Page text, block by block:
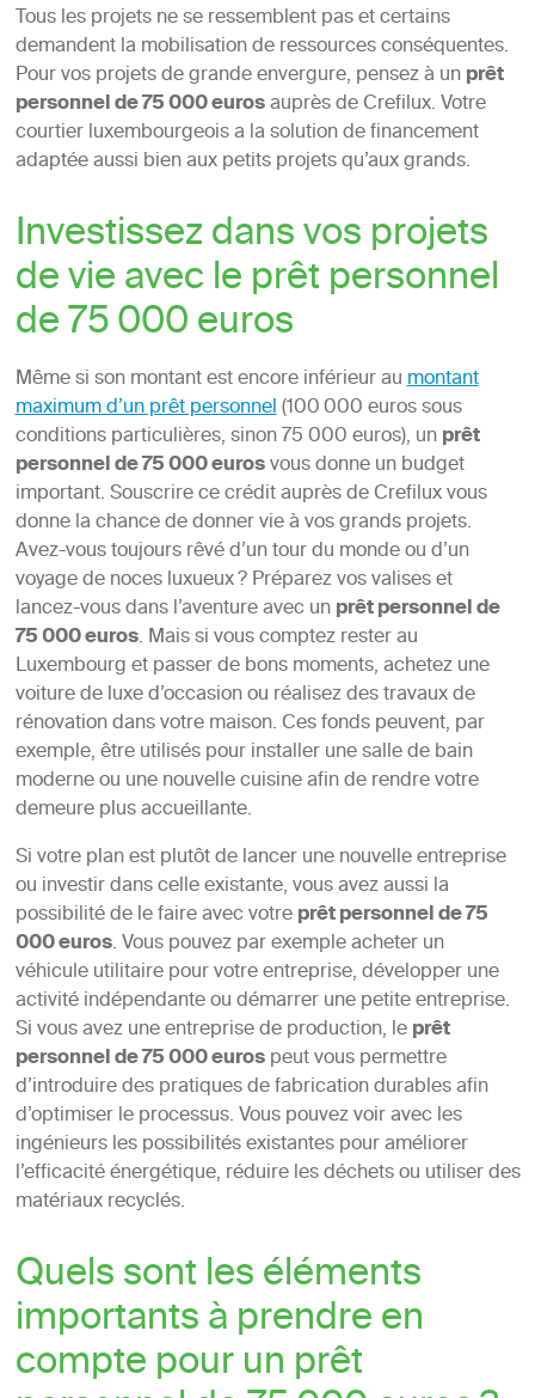
Tous les projets ne se ressemblent pas et certains
demandent la mobilisation de ressources conséquentes.
Pour vos projets de grande envergure, pensez à unprêt
personnel de 75 000 eurosauprès de Crefilux. Votre
courtier luxembourgeois a la solution de financement
adaptée aussi bien aux petits projets qu’aux grands.
Investissez dans vos projets
de vie avec le prêt personnel
de 75 000 euros
Même si son montant est encore inférieur aumontant
maximum d’un prêt personnel(100 000 euros sous
conditions particulières, sinon 75 000 euros), unprêt
personnel de 75 000 eurosvous donne un budget
important. Souscrire ce crédit auprès de Crefilux vous
donne la chance de donner vie à vos grands projets.
Avez-vous toujours rêvé d’un tour du monde ou d’un
voyage de noces luxueux ? Préparez vos valises et
lancez-vous dans l’aventure avec unprêt personnel de
75 000 euros. Mais si vous comptez rester au
Luxembourg et passer de bons moments, achetez une
voiture de luxe d’occasion ou réalisez des travaux de
rénovation dans votre maison. Ces fonds peuvent, par
exemple, être utilisés pour installer une salle de bain
moderne ou une nouvelle cuisine afin de rendre votre
demeure plus accueillante.
Si votre plan est plutôt de lancer une nouvelle entreprise
ou investir dans celle existante, vous avez aussi la
possibilité de le faire avec votreprêt personnel de 75
000 euros. Vous pouvez par exemple acheter un
véhicule utilitaire pour votre entreprise, développer une
activité indépendante ou démarrer une petite entreprise.
Si vous avez une entreprise de production, leprêt
personnel de 75 000 eurospeut vous permettre
d’introduire des pratiques de fabrication durables afin
d’optimiser le processus. Vous pouvez voir avec les
ingénieurs les possibilités existantes pour améliorer
l’efficacité énergétique, réduire les déchets ou utiliser des
matériaux recyclés.
Quels sont les éléments
importants à prendre en
compte pour un prêt